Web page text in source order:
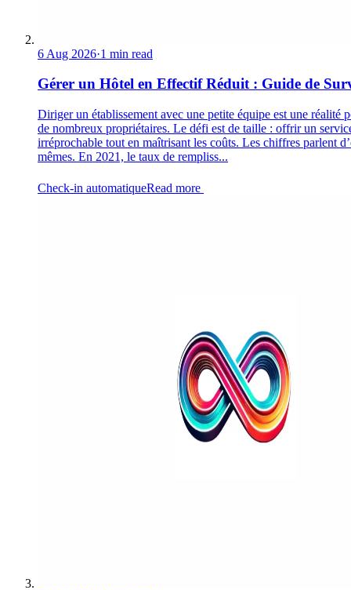
6 Aug 2026·1 min read
Gérer un Hôtel en Effectif Réduit : Guide de
Diriger un établissement avec une petite équipe est une réalité
de nombreux propriétaires. Le défi est de taille : offrir un
irréprochable tout en maîtrisant les coûts. Les chiffres parlent
mêmes. En 2021, le taux de rempliss...
Check-in automatiqueRead more